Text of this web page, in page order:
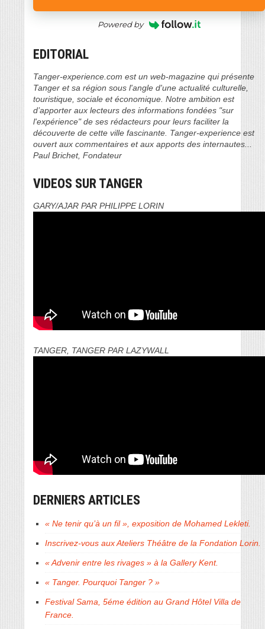
Powered by
EDITORIAL
Tanger-experience.com est un web-magazine qui présente
Tanger et sa région sous l'angle d'une actualité culturelle,
touristique, sociale et économique. Notre ambition est
d’apporter aux lecteurs des informations fondées "sur
l'expérience" de ses rédacteurs pour leurs faciliter la
découverte de cette ville fascinante. Tanger-experience est
ouvert aux commentaires et aux apports des internautes...
Paul Brichet, Fondateur
VIDEOS SUR TANGER
GARY/AJAR PAR PHILIPPE LORIN
TANGER, TANGER PAR LAZYWALL
DERNIERS ARTICLES
« Ne tenir qu’à un fil », exposition de Mohamed Lekleti.
Inscrivez-vous aux Ateliers Théâtre de la Fondation Lorin.
« Advenir entre les rivages » à la Gallery Kent.
« Tanger. Pourquoi Tanger ? »
Festival Sama, 5éme édition au Grand Hôtel Villa de
France.